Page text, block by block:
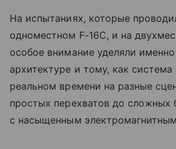
На испытаниях, которые
одноместном F-16C, и на
особое внимание уделяли
архитектуре и тому, как система
реальном времени на разные
простых перехватов до сложных
с насыщенным